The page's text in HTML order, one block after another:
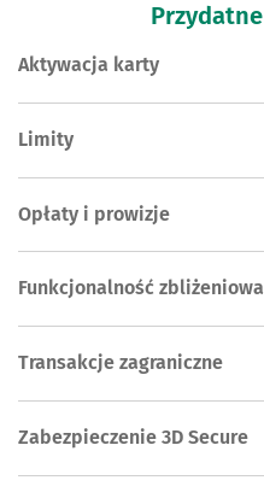
Przydatne
Aktywacja karty
Limity
Opłaty i prowizje
Funkcjonalność zbliżeniowa
Transakcje zagraniczne
Zabezpieczenie 3D Secure